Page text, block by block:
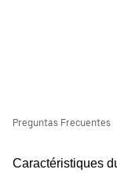
Preguntas Frecuentes
Caractéristiques